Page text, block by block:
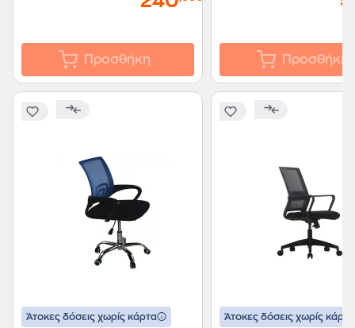
Προσθήκη Προσθήκη
Άτοκες δόσεις χωρίς κάρτα Άτοκες δόσεις χωρίς κάρτα